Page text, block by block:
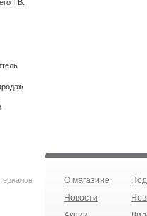
ТВ.
О магазине
Новости